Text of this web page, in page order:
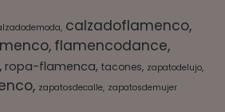
calzadoflamenco
flamencodance
ropa-flamenca tacones zapatodelujo
zapatosdecalle zapatosdemujer